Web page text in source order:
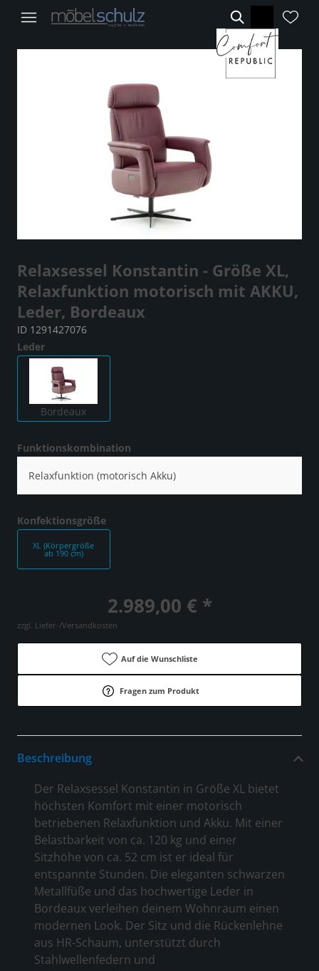
Relaxsessel Konstantin - Größe XL,
Relaxfunktion motorisch mit AKKU,
Leder, Bordeaux
ID 1291427076
Leder
Bordeaux
Funktionskombination
Relaxfunktion (motorisch Akku)
Konfektionsgröße
XL (Körpergröße
ab 190 cm)
2.989,00 € *
zzgl. Liefer-/Versandkosten
Auf die Wunschliste
Fragen zum Produkt
Beschreibung
Der Relaxsessel Konstantin in Größe XL bietet
höchsten Komfort mit einer motorisch
betriebenen Relaxfunktion und Akku. Mit einer
Belastbarkeit von ca. 120 kg und einer
Sitzhöhe von ca. 52 cm ist er ideal für
entspannte Stunden. Die eleganten schwarzen
Metallfüße und das hochwertige Leder in
Bordeaux verleihen deinem Wohnraum einen
modernen Look. Der Sitz und die Rückenlehne
aus HR-Schaum, unterstützt durch
Stahlwellenfedern und